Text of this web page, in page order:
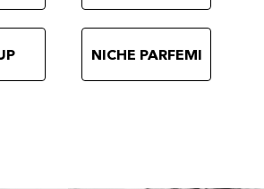
NICHE PARFEMI